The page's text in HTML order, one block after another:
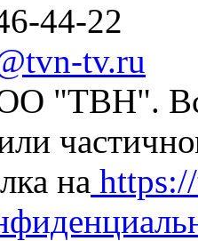
44-22
tv.ru
"ТВН".
на